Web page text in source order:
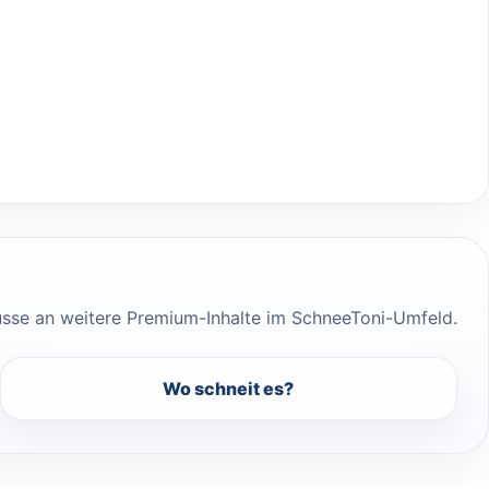
an weitere Premium-Inhalte im SchneeToni-Umfeld.
Wo schneit es?